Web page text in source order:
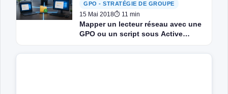
GPO - STRATÉGIE DE GROUPE
15 Mai 2018⏱ 11 min
Mapper un lecteur réseau avec une
GPO ou un script sous Active